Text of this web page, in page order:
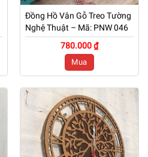
Đồng Hồ Vân Gỗ Treo Tường
Nghệ Thuật – Mã: PNW 046
780.000 ₫
Mua